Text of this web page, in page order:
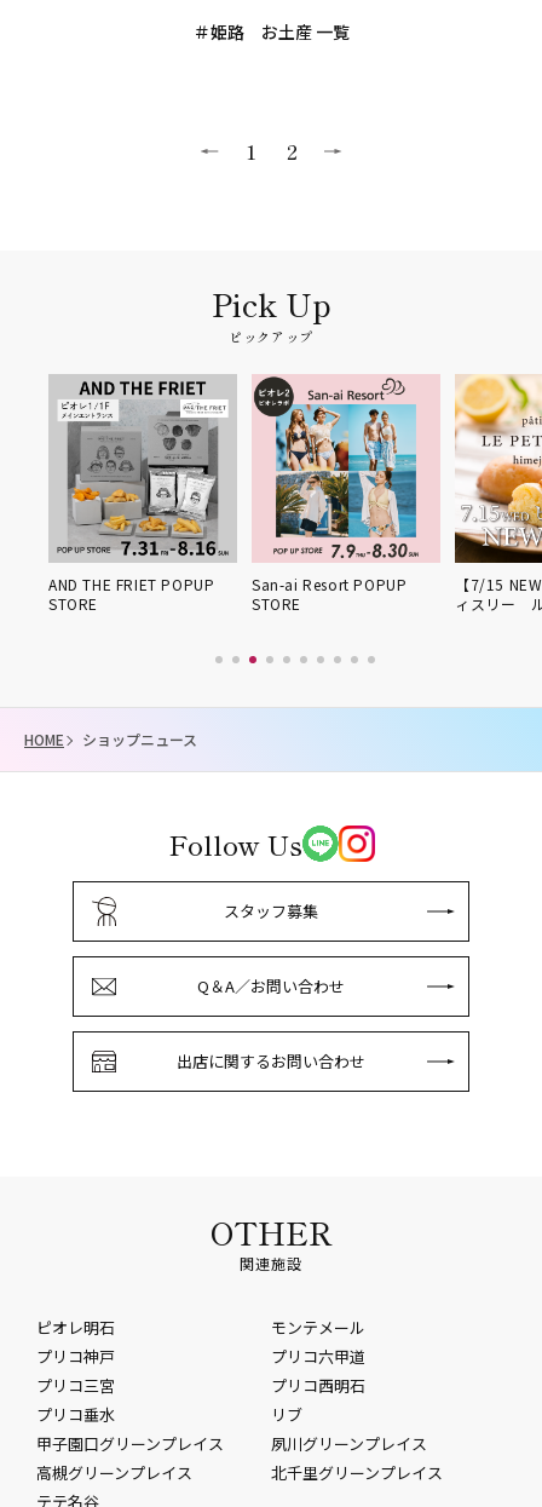
姫路 お土産 一覧
1 2
ピックアップ
AND THE FRIET POPUP
STORE
San-ai Resort POPUP
STORE
【7/15
ィスリー
HOME ショップニュース
Follow Us
スタッフ募集
Q＆A／お問い合わせ
出店に関するお問い合わせ
OTHER
関連施設
ピオレ明石
モンテメール
プリコ神戸
プリコ六甲道
プリコ三宮
プリコ西明石
プリコ垂水
リブ
甲子園口グリーンプレイス
夙川グリーンプレイス
高槻グリーンプレイス
北千里グリーンプレイス
テテ名谷